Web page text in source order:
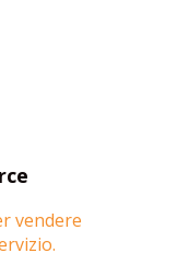
vendere